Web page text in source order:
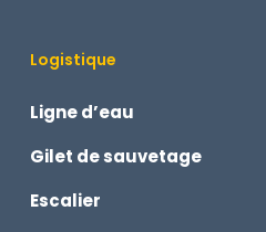
Logistique
Ligne d’eau
Gilet de sauvetage
Escalier